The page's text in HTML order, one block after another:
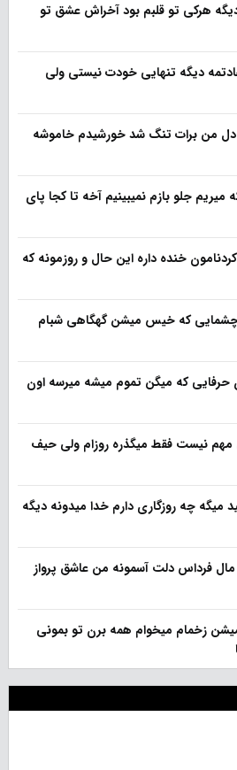
هرکی تو قلبم بود آخراش عشق تو
دیگه تنهایی خودت نیستی ولی
من برات تنگ شد خورشیدم خاموشه
جلو بازم نمیبینیم آخه تا کجا پای
خنده داره این حال و روزمونه که
که خیس میشن گهگاهی شبام
حرفایی که میگن تموم میشه میرسه اون
نیست فقط میگذره روزام ولی حیف
میگه چه روزگاری دارم خدا میدونه دیگه
فرداس دلت آسمونه من عاشق پرواز
میشن زخمام میخوام همه برن تو بمونی